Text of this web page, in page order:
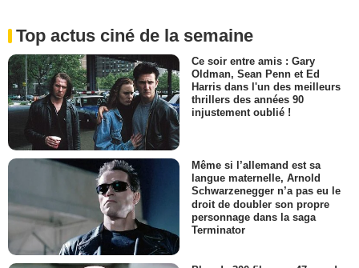
Top actus ciné de la semaine
Ce soir entre amis : Gary
Oldman, Sean Penn et Ed
Harris dans l'un des meilleurs
thrillers des années 90
injustement oublié !
Même si l’allemand est sa
langue maternelle, Arnold
Schwarzenegger n’a pas eu le
droit de doubler son propre
personnage dans la saga
Terminator